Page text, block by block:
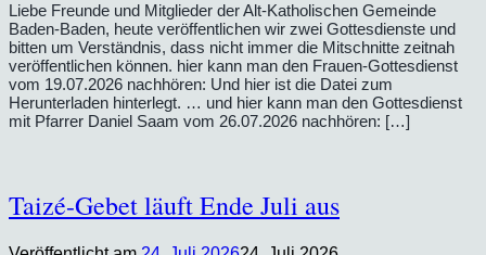
Liebe Freunde und Mitglieder der Alt-Katholischen Gemeinde
Baden-Baden, heute veröffentlichen wir zwei Gottesdienste und
bitten um Verständnis, dass nicht immer die Mitschnitte zeitnah
veröffentlichen können. hier kann man den Frauen-Gottesdienst
vom 19.07.2026 nachhören: Und hier ist die Datei zum
Herunterladen hinterlegt. … und hier kann man den Gottesdienst
mit Pfarrer Daniel Saam vom 26.07.2026 nachhören: […]
Taizé-Gebet läuft Ende Juli aus